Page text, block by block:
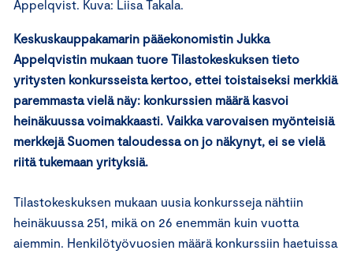
Appelqvist. Kuva: Liisa Takala.
Keskuskauppakamarin pääekonomistin Jukka
Appelqvistin mukaan tuore Tilastokeskuksen tieto
yritysten konkursseista kertoo, ettei toistaiseksi merkkiä
paremmasta vielä näy: konkurssien määrä kasvoi
heinäkuussa voimakkaasti. Vaikka varovaisen myönteisiä
merkkejä Suomen taloudessa on jo näkynyt, ei se vielä
riitä tukemaan yrityksiä.
Tilastokeskuksen mukaan uusia konkursseja nähtiin
heinäkuussa 251, mikä on 26 enemmän kuin vuotta
aiemmin. Henkilötyövuosien määrä konkurssiin haetuissa